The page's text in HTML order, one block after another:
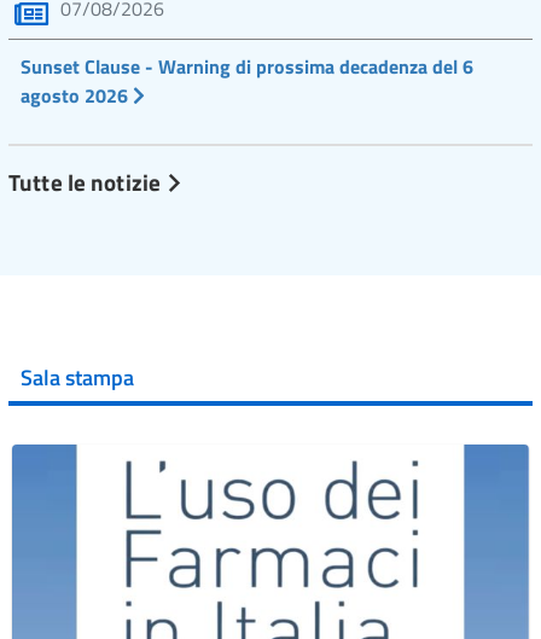
07/08/2026
Sunset Clause - Warning di prossima decadenza del 6
agosto 2026
Tutte le notizie
Sala stampa